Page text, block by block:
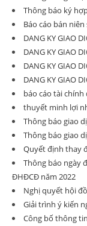
Thông báo ký
Báo cáo bán
DANG KY GIAO
DANG KY GIAO
DANG KY GIAO
DANG KY GIAO
báo cáo tài chính
thuyết minh lợi
Thông báo giao
Thông báo giao
Quyết định thay
Thông báo ngày
ĐHĐCĐ năm 2022
Nghị quyết hội
Giải trình ý kiến
Công bố thông